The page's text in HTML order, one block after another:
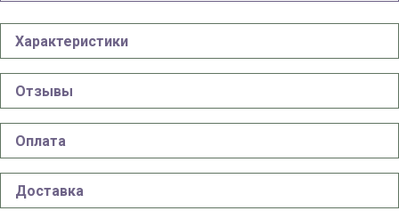
Характеристики
Отзывы
Оплата
Доставка